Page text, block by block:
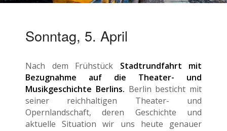
Sonntag, 5. April
Nach dem Frühstück Stadtrundfahrt mit
Bezugnahme auf die Theater- und
Musikgeschichte Berlins. Berlin besticht mit
seiner reichhaltigen Theater- und
Opernlandschaft, deren Geschichte und
aktuelle Situation wir uns heute genauer